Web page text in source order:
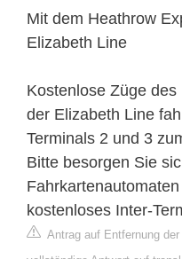
Mit dem Heathrow
Elizabeth Line
Kostenlose Züge
der Elizabeth Line
Terminals 2 und 3
Bitte besorgen Sie
kostenloses Inter-
Antrag auf Entfernung